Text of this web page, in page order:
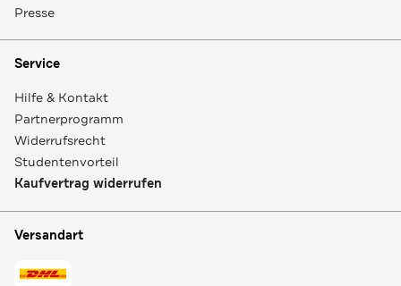
Presse
Service
Hilfe & Kontakt
Partnerprogramm
Widerrufsrecht
Studentenvorteil
Kaufvertrag widerrufen
Versandart